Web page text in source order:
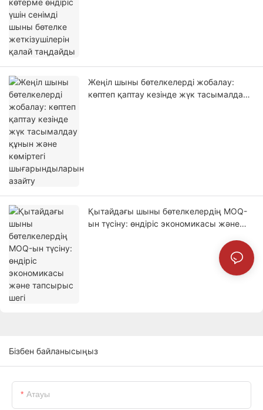
Жеңіл шыны бөтелкелерді жобалау:
көптеп қаптау кезінде жүк тасымалдау
Қытайдағы шыны бөтелкелердің MOQ-
ын түсіну: өндіріс экономикасы және
Бізбен байланысыңыз
Атауы